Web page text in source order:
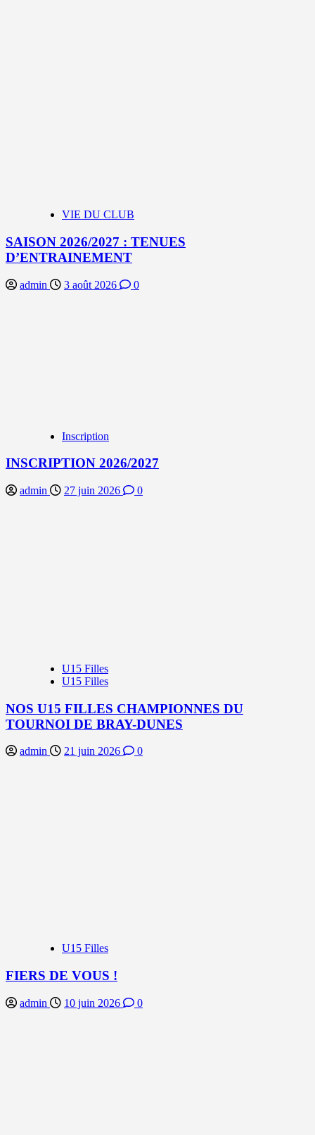
VIE DU CLUB
SAISON 2026/2027 : TENUES
D’ENTRAINEMENT
admin 3 août 2026 0
Inscription
INSCRIPTION 2026/2027
admin 27 juin 2026 0
U15 Filles
U15 Filles
NOS U15 FILLES CHAMPIONNES DU
TOURNOI DE BRAY-DUNES
admin 21 juin 2026 0
U15 Filles
FIERS DE VOUS !
admin 10 juin 2026 0